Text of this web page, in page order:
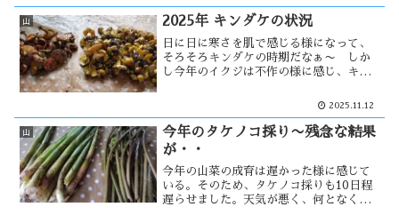
ていた。あると採ってしまうのは・・
山 2025年 キンダケの状況
日に日に寒さを肌で感じる様になって、
そろそろキンダケの時期だなぁ〜 しか
し今年のイクジは不作の様に感じ、キン
での販売も少ない。やはり不作なのだろ
2025.11.12
山
今年のタケノコ採り〜残念な結果
が・・
今年の山菜の成育は遅かった様に感じて
いる。そのため、タケノコ採りも10日程
遅らせました。天気が悪く、何となく気